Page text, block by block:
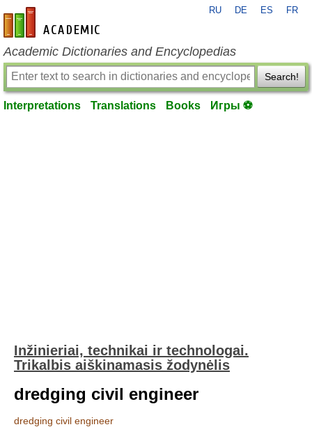
en-academic.com
RU DE ES FR
Academic Dictionaries and Encyclopedias
Search!
Interpretations Translations Books Игры ⚽
Inžinieriai, technikai ir technologai.
Trikalbis aiškinamasis žodynėlis
dredging civil engineer
dredging civil engineer